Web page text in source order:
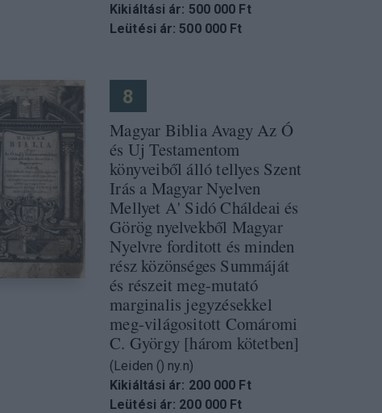
Kikiáltási ár: 500 000 Ft
Leütési ár: 500 000 Ft
8
Magyar Biblia Avagy Az Ó
és Uj Testamentom
könyveiből álló tellyes Szent
Irás a Magyar Nyelven
Mellyet A' Sidó Cháldeai és
Görög nyelvekből Magyar
Nyelvre forditott és minden
rész közönséges Summáját
és részeit meg-mutató
marginalis jegyzésekkel
meg-világositott Comáromi
C. György [három kötetben]
(Leiden () ny.n)
Kikiáltási ár: 200 000 Ft
Leütési ár: 200 000 Ft